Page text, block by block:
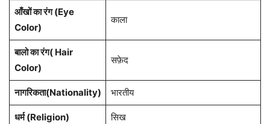
आँखों का रंग (Eye
Color)
काला
बालो का रंग( Hair
Color)
सफ़ेद
नागरिकता(Nationality) भारतीय
धर्म (Religion) सिख